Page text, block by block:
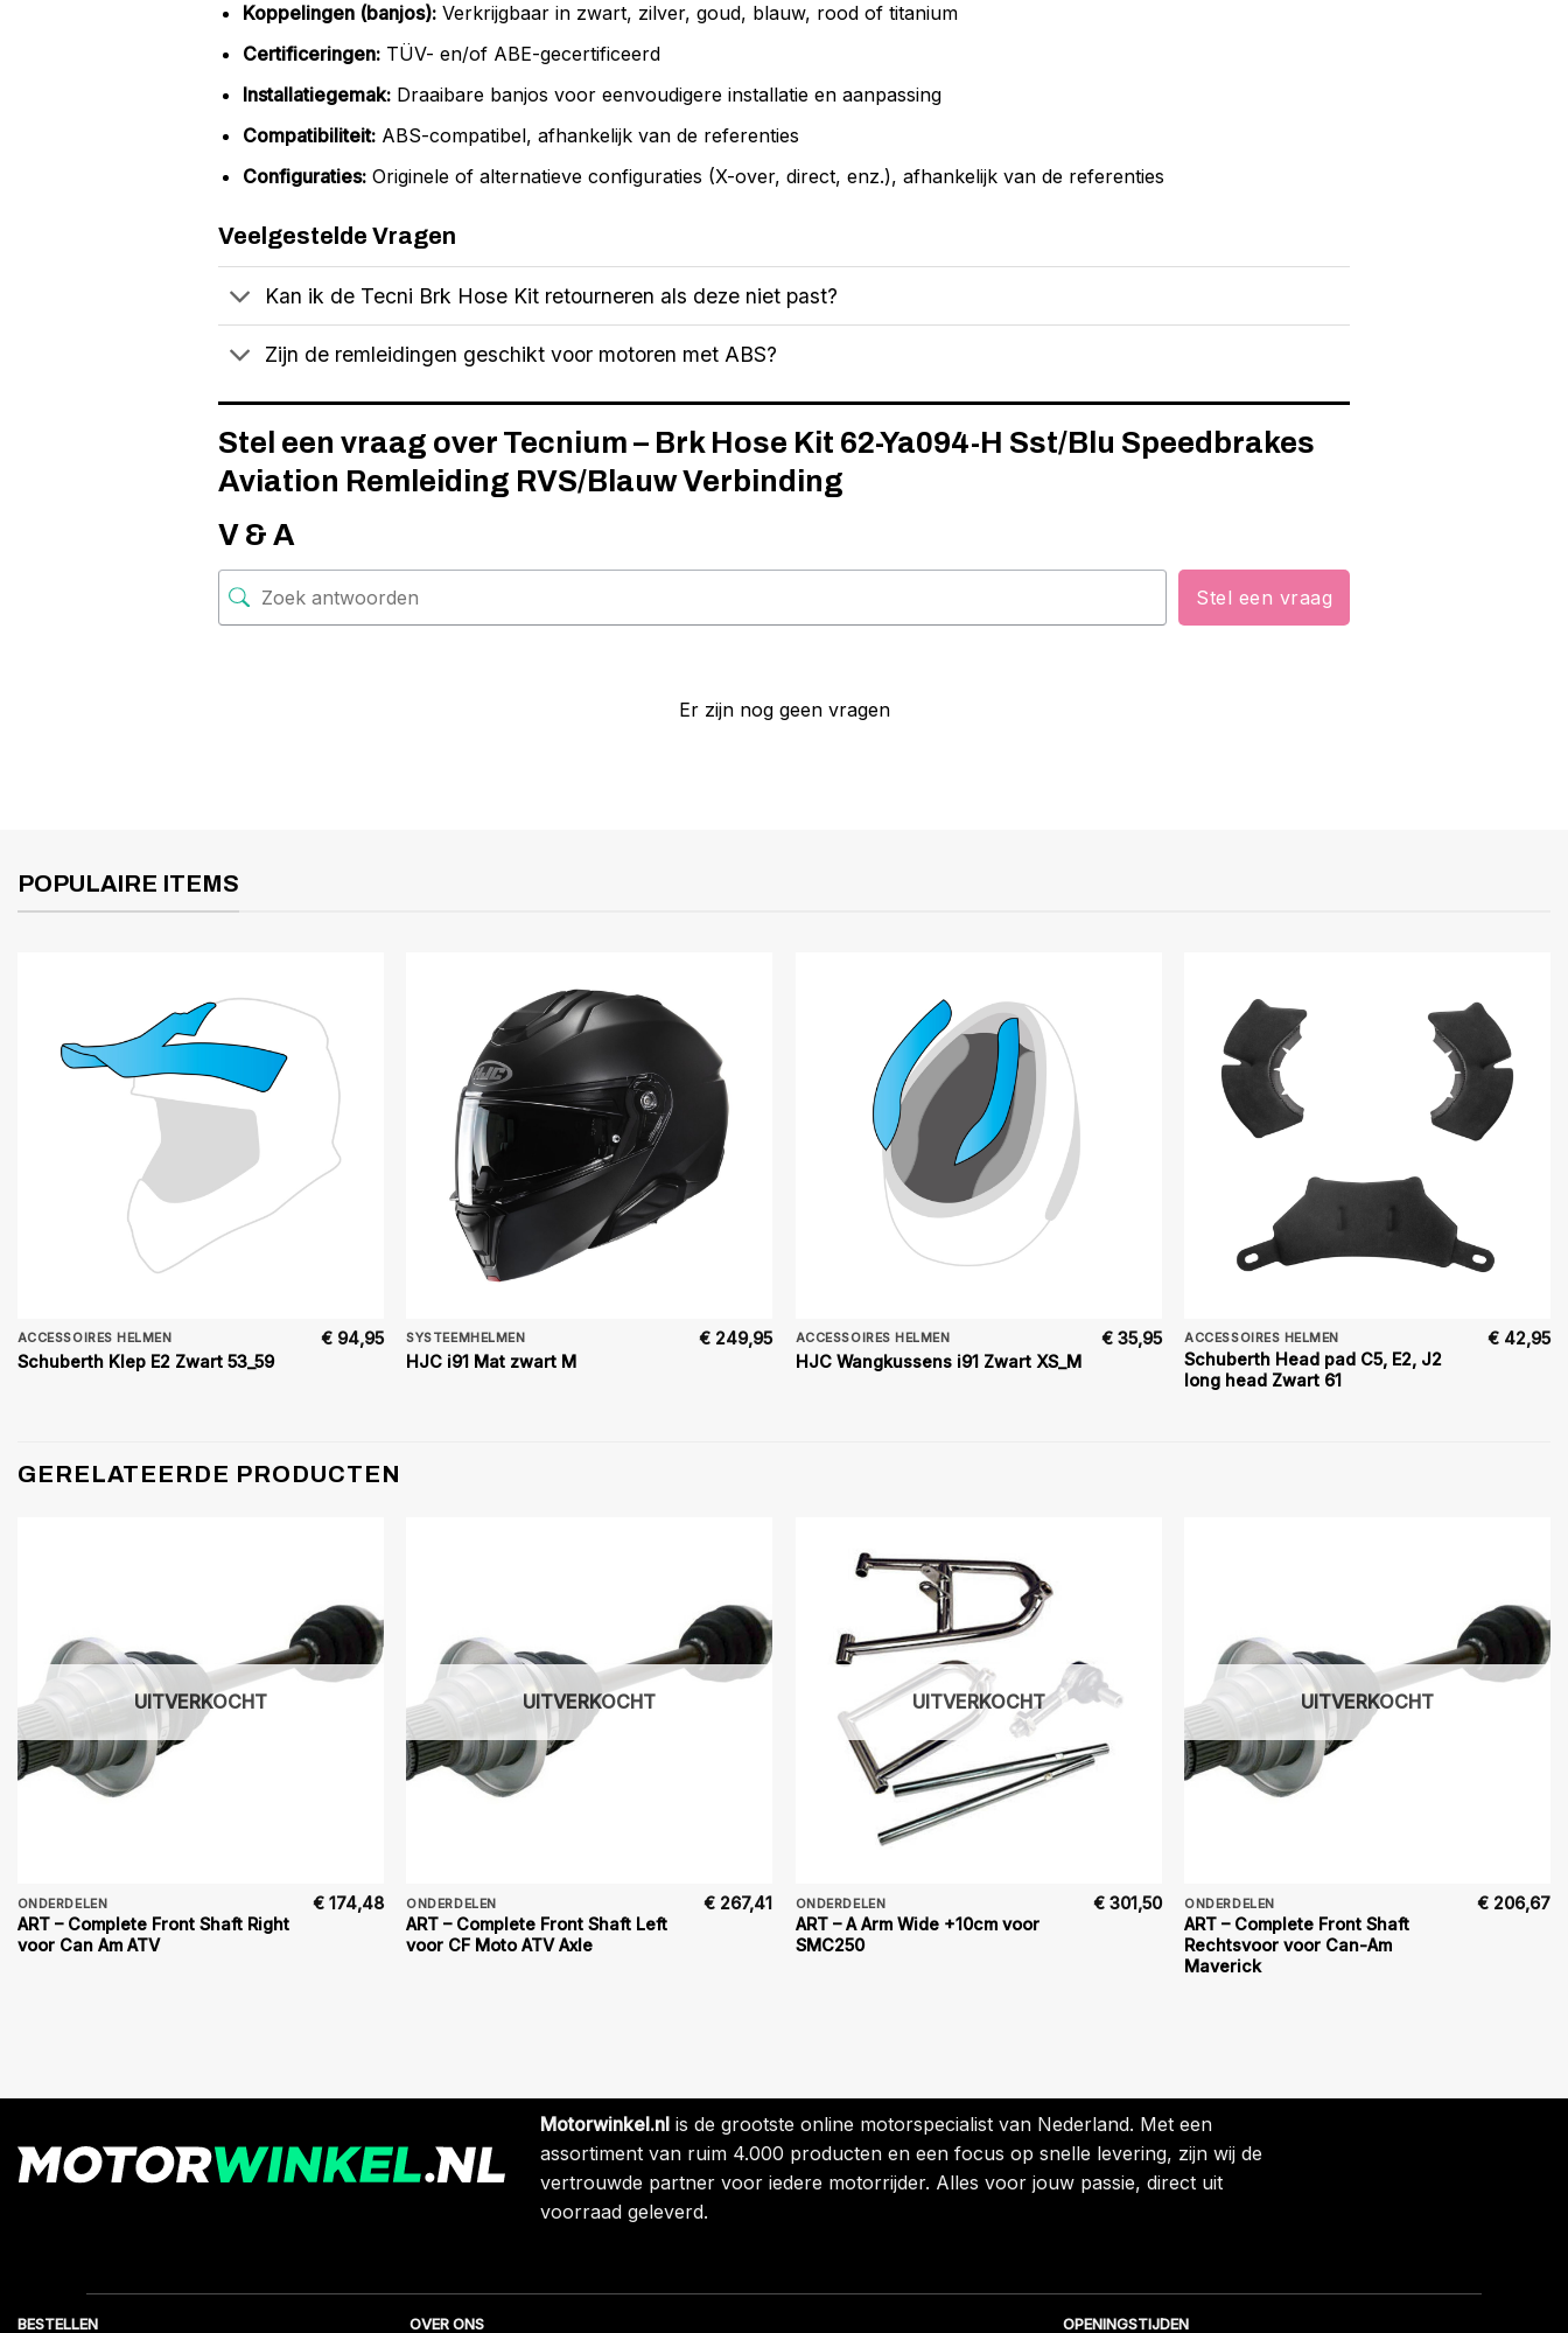
Koppelingen (banjos):Verkrijgbaar in zwart, zilver, goud, blauw, rood of titanium
Certificeringen:TÜV- en/of ABE-gecertificeerd
Installatiegemak:Draaibare banjos voor eenvoudigere installatie en aanpassing
Compatibiliteit:ABS-compatibel, afhankelijk van de referenties
Configuraties:Originele of alternatieve configuraties (X-over, direct, enz.), afhankelijk van de referenties
Veelgestelde Vragen
Kan ik de Tecni Brk Hose Kit retourneren als deze niet past?
Zijn de remleidingen geschikt voor motoren met ABS?
Stel een vraag over Tecnium – Brk Hose Kit 62-Ya094-H Sst/Blu Speedbrakes
Aviation Remleiding RVS/Blauw Verbinding
V & A
Stel een vraag
Er zijn nog geen vragen
POPULAIRE ITEMS
ACCESSOIRES HELMEN
Schuberth Klep E2 Zwart 53_59
€94,95 SYSTEEMHELMEN
HJC i91 Mat zwart M
€ 249,95 ACCESSOIRES HELMEN
HJC Wangkussens i91 Zwart XS_M
€35,95 ACCESSOIRES HELMEN
Schuberth Head pad C5, E2, J2
long head Zwart 61
€ 42,95
GERELATEERDE PRODUCTEN
UITVERKOCHT
ONDERDELEN
ART – Complete Front Shaft Right
voor Can Am ATV
€174,48
UITVERKOCHT
ONDERDELEN
ART – Complete Front Shaft Left
voor CF Moto ATV Axle
€ 267,41
UITVERKOCHT
ONDERDELEN
ART – A Arm Wide +10cm voor
SMC250
€301,50
UITVERKOCHT
ONDERDELEN
ART – Complete Front Shaft
Rechtsvoor voor Can-Am
Maverick
€ 206,67
Motorwinkel.nl is de grootste online motorspecialist van Nederland. Met een
assortiment van ruim 4.000 producten en een focus op snelle levering, zijn wij de
vertrouwde partner voor iedere motorrijder. Alles voor jouw passie, direct uit
voorraad geleverd.
BESTELLEN OVER ONS OPENINGSTIJDEN